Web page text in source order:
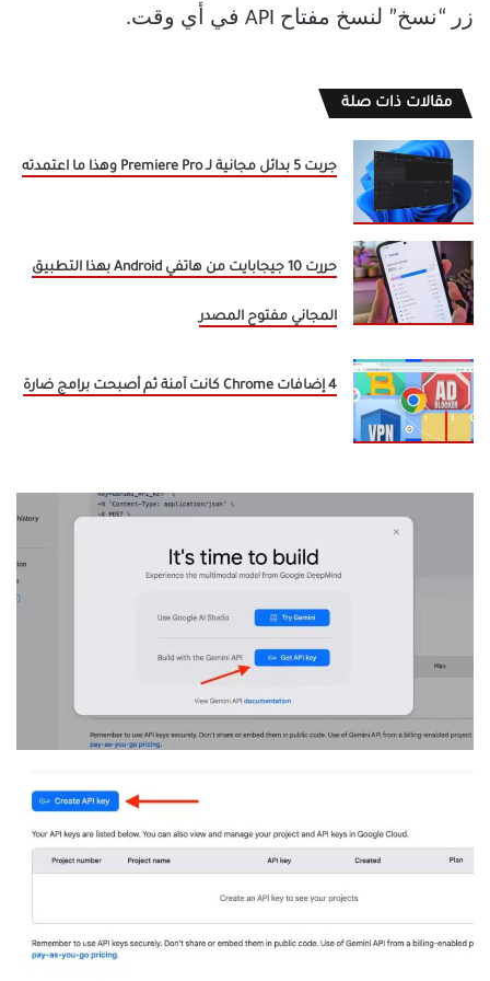
زر “نسخ” لنسخ مفتاح API في أي وقت.
مقالات ذات صلة
جربت 5 بدائل مجانية لـ Premiere Pro وهذا ما اعتمدته
حررت 10 جيجابايت من هاتفي Android بهذا التطبيق
المجاني مفتوح المصدر
4 إضافات Chrome كانت آمنة ثم أصبحت برامج ضارة